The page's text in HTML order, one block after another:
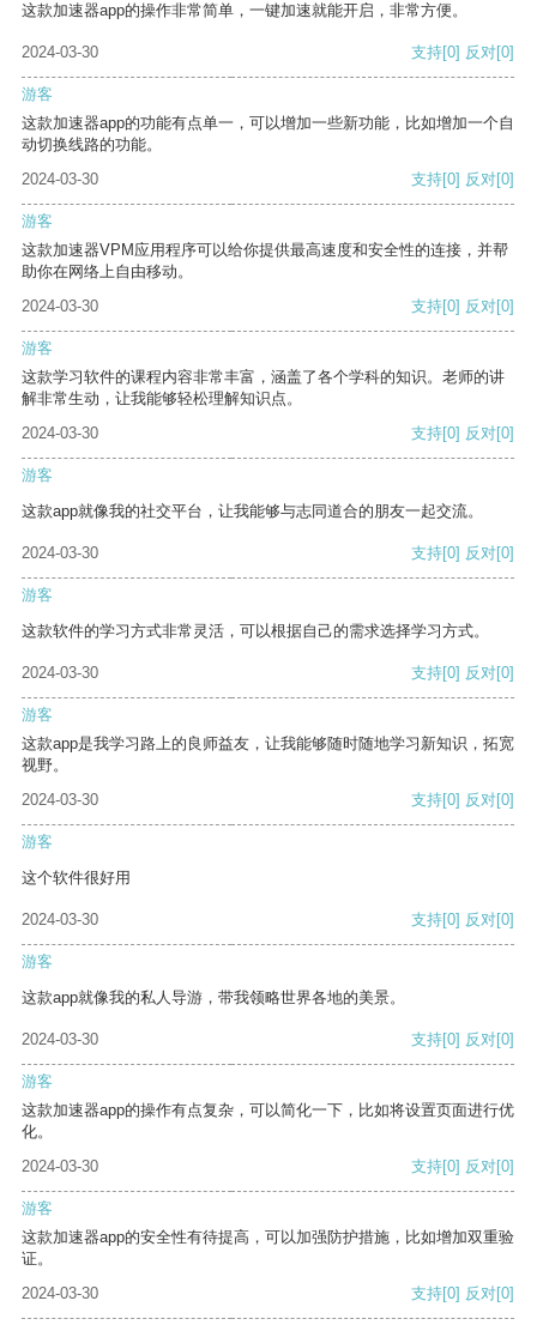
这款加速器app的操作非常简单，一键加速就能开启，非常方便。
2024-03-30 支持[0] 反对[0]
游客
这款加速器app的功能有点单一，可以增加一些新功能，比如增加一个自
动切换线路的功能。
2024-03-30
支持[0] 反对[0]
游客
这款加速器VPM应用程序可以给你提供最高速度和安全性的连接，并帮
助你在网络上自由移动。
2024-03-30
支持[0] 反对[0]
游客
这款学习软件的课程内容非常丰富，涵盖了各个学科的知识。老师的讲
解非常生动，让我能够轻松理解知识点。
2024-03-30
支持[0] 反对[0]
游客
这款app就像我的社交平台，让我能够与志同道合的朋友一起交流。
2024-03-30 支持[0] 反对[0]
游客
这款软件的学习方式非常灵活，可以根据自己的需求选择学习方式。
2024-03-30 支持[0] 反对[0]
游客
这款app是我学习路上的良师益友，让我能够随时随地学习新知识，拓宽
视野。
2024-03-30
支持[0] 反对[0]
游客
这个软件很好用
2024-03-30 支持[0] 反对[0]
游客
这款app就像我的私人导游，带我领略世界各地的美景。
2024-03-30 支持[0] 反对[0]
游客
这款加速器app的操作有点复杂，可以简化一下，比如将设置页面进行优
化。
2024-03-30
支持[0] 反对[0]
游客
这款加速器app的安全性有待提高，可以加强防护措施，比如增加双重验
证。
2024-03-30
支持[0] 反对[0]